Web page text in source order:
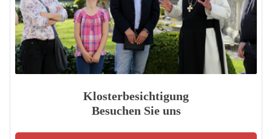
Klosterbesichtigung
Besuchen Sie uns